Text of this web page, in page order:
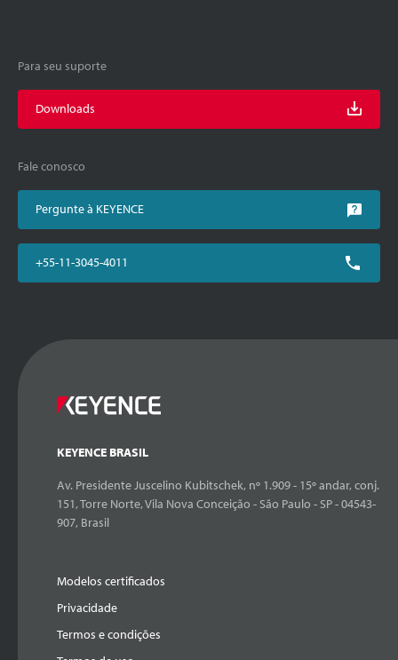
Para seu suporte
Downloads
Fale conosco
Pergunte à KEYENCE
+55-11-3045-4011
KEYENCE BRASIL
Av. Presidente Juscelino Kubitschek, nº 1.909 - 15º andar, conj.
151, Torre Norte, Vila Nova Conceição - São Paulo - SP - 04543-
907, Brasil
Modelos certificados
Privacidade
Termos e condições